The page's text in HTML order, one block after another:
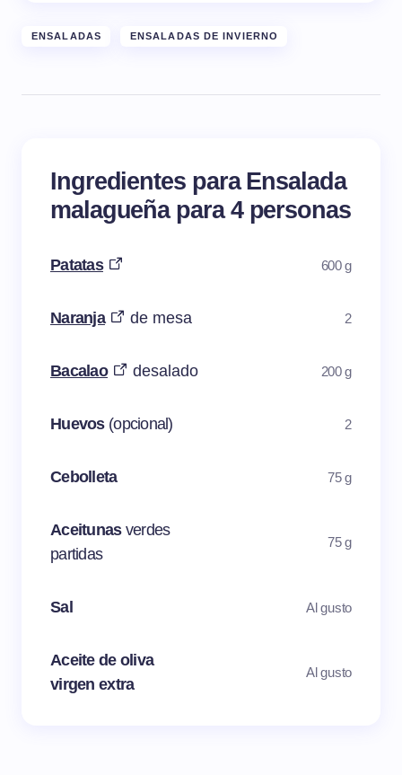
ENSALADAS ENSALADAS DE INVIERNO
Ingredientes para Ensalada
malagueña para 4 personas
Patatas 600 g
Naranja de mesa 2
Bacalao desalado 200 g
Huevos (opcional) 2
Cebolleta 75 g
Aceitunas verdes
partidas
75 g
Sal Al gusto
Aceite de oliva
virgen extra
Al gusto